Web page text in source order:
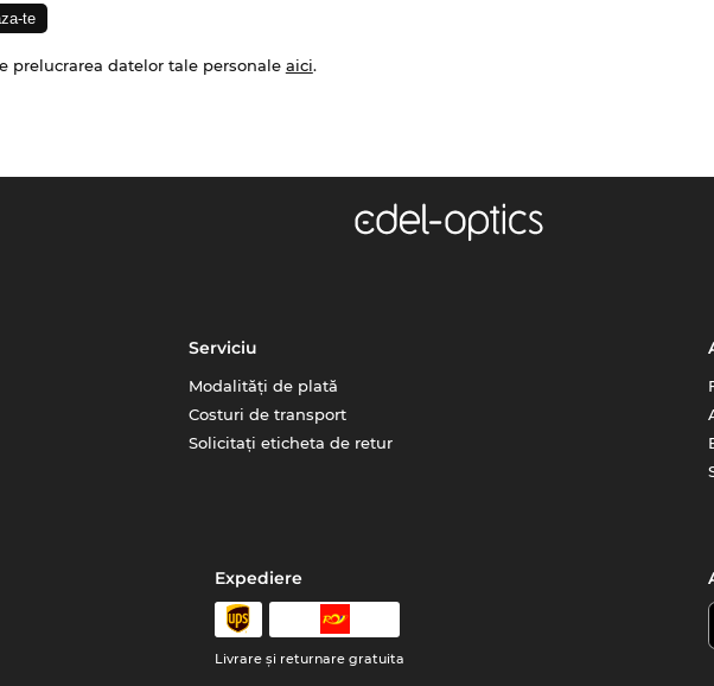
prelucrarea datelor tale personale aici.
Serviciu
Modalități de plată
Costuri de transport
Solicitați eticheta de retur
Expediere
Livrare şi returnare gratuita